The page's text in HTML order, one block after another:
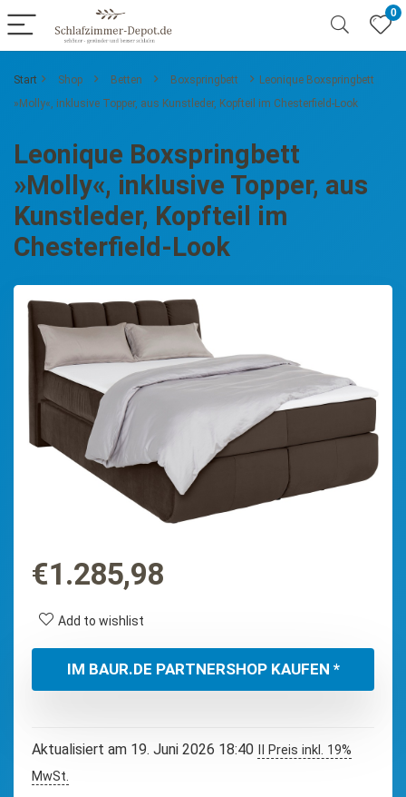
0
Start Shop Betten Boxspringbett
Leonique Boxspringbett
»Molly«, inklusive Topper, aus Kunstleder, Kopfteil im Chesterfield-Look
Leonique Boxspringbett
»Molly«, inklusive Topper, aus
Kunstleder, Kopfteil im
Chesterfield-Look
€1.285,98
Add to wishlist
IM BAUR.DE PARTNERSHOP KAUFEN *
Aktualisiert am 19. Juni 2026 18:40
II Preis inkl. 19%
MwSt.